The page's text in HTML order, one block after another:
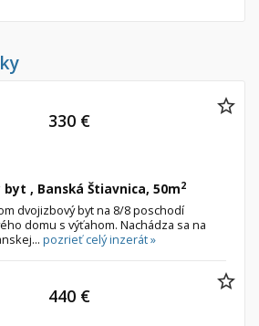
byt , Banská Štiavnica, 50m2
dvojizbový byt na 8/8 poschodí
domu s výťahom. Nachádza sa na
pozrieť celý inzerát »
330 €
440 €